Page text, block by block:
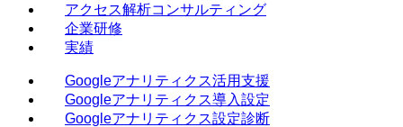
アクセス解析コンサルティング
企業研修
実績
Googleアナリティクス活用支援
Googleアナリティクス導入設定
Googleアナリティクス設定診断